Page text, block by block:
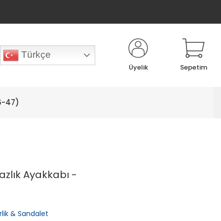
Türkçe
Üyelik Sepetim
47)
Ayakkabı -
& Sandalet